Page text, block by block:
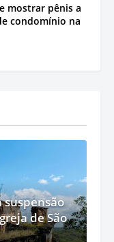
mostrar pênis a
condomínio na
suspensão
de São